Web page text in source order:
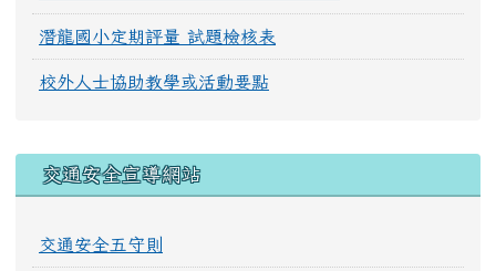
潛龍國小定期評量 試題檢核表
校外人士協助教學或活動要點
交通安全宣導網站
交通安全五守則